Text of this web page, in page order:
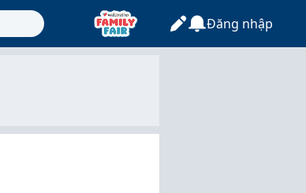
Đăng nhập